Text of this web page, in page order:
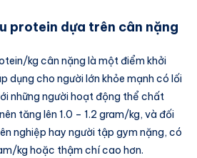
protein dựa trên cân nặng
kg cân nặng là một điểm khởi
dụng cho người lớn khỏe mạnh có lối
những người hoạt động thể chất
tăng lên 1.0 – 1.2 gram/kg, và đối
nghiệp hay người tập gym nặng, có
kg hoặc thậm chí cao hơn.